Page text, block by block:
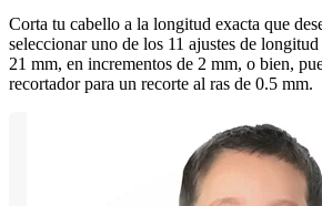
Corta tu cabello a la longitud exacta que
seleccionar uno de los 11 ajustes de
21 mm, en incrementos de 2 mm, o bien,
recortador para un recorte al ras de 0.5 mm.